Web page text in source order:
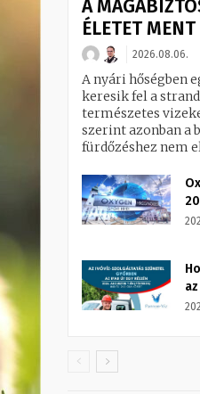
A
ÉLETET MENT
2026.08.06.
A nyári hőségben
keresik fel a
természetes
szerint azonban a
fürdőzéshez nem